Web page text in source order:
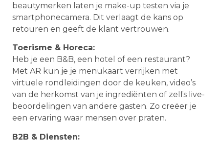
beautymerken laten je make-up testen via je
smartphonecamera. Dit verlaagt de kans op
retouren en geeft de klant vertrouwen.
Toerisme & Horeca:
Heb je een B&B, een hotel of een restaurant?
Met AR kun je je menukaart verrijken met
virtuele rondleidingen door de keuken, video’s
van de herkomst van je ingrediënten of zelfs live-
beoordelingen van andere gasten. Zo creëer je
een ervaring waar mensen over praten.
B2B & Diensten: